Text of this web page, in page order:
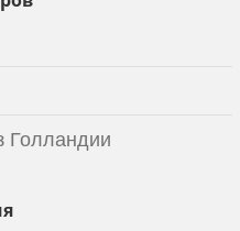
Голландии